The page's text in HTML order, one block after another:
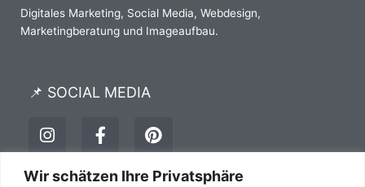
Wir schätzen Ihre Privatsphäre
Digitales Marketing, Social Media, Webdesign,
Marketingberatung und Imageaufbau.
📌 SOCIAL MEDIA
I
n
s
t
F
a
c
e
P
i
n
t